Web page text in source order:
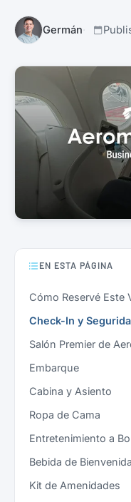
Germán
EN ESTA PÁGINA
Cómo Reservé Este
Check-In y
Salón Premier de
Embarque
Cabina y Asiento
Ropa de Cama
Entretenimiento a
Bebida de
Kit de Amenidades